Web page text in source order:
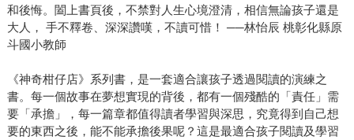
和後悔。闔上書頁後，不禁對人生心境澄清，相信無論孩子還是
大人， 手不釋卷、深深讚嘆，不讀可惜！ ──林怡辰 桃彰化縣原
斗國小教師
《神奇柑仔店》系列書，是一套適合讓孩子透過閱讀的演練之
書。每一個故事在夢想實現的背後，都有一個殘酷的「責任」需
要「承擔」，每一篇章都值得讀者學習與深思，究竟得到自己想
要的東西之後，能不能承擔後果呢？這是最適合孩子閱讀及學習